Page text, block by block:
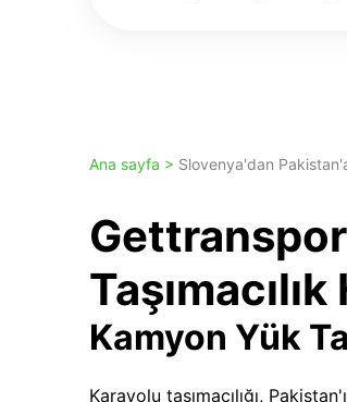
Ana sayfa > Slovenya'dan
Kamyon Yük
Karayolu taşımacılığı,